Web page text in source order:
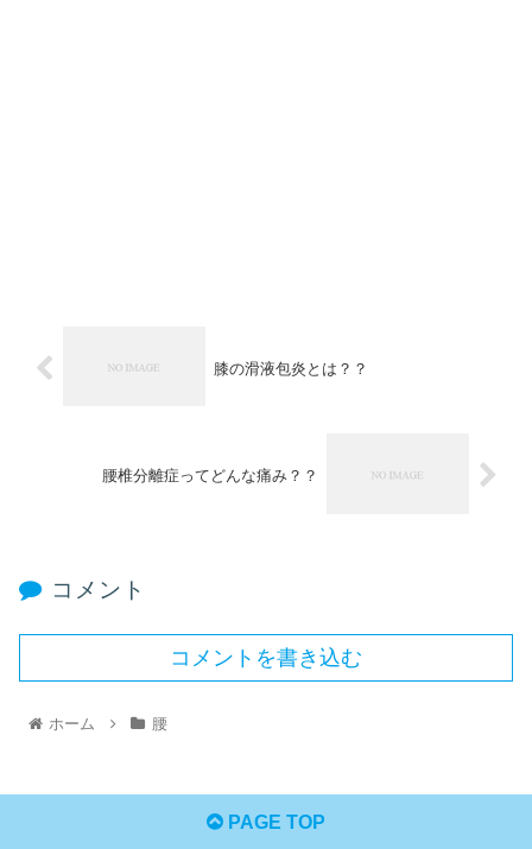
膝の滑液包炎とは？？
腰椎分離症ってどんな痛み？？
コメント
コメントを書き込む
ホーム 腰
PAGE TOP